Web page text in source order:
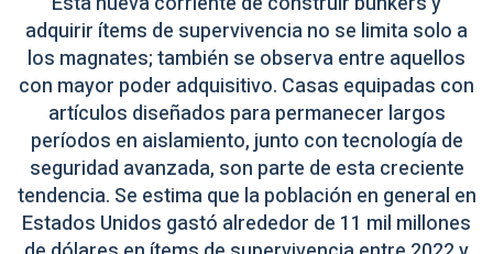
adquirir ítems de supervivencia no se limita solo a
los magnates; también se observa entre aquellos
con mayor poder adquisitivo. Casas equipadas con
artículos diseñados para permanecer largos
períodos en aislamiento, junto con tecnología de
seguridad avanzada, son parte de esta creciente
tendencia. Se estima que la población en general en
Estados Unidos gastó alrededor de 11 mil millones